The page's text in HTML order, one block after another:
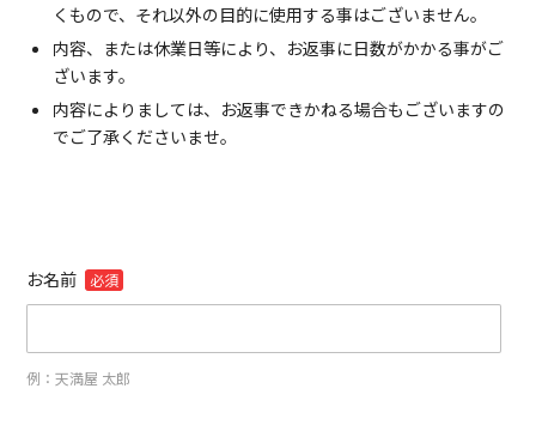
くもので、それ以外の目的に使用する事はございません。
内容、または休業日等により、お返事に日数がかかる事がご
ざいます。
内容によりましては、お返事できかねる場合もございますの
でご了承くださいませ。
お名前 必須
例：天満屋 太郎